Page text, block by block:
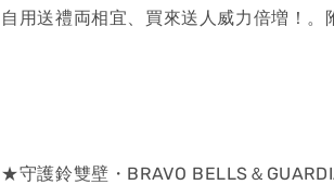
自用送禮両相宜、買來送人威力倍増！。
★守護鈴雙壁・BRAVO BELLS＆